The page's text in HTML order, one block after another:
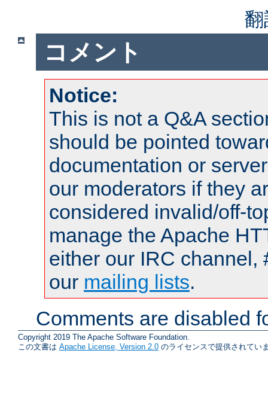
コメント
Notice:
This is not a Q&A
should be pointed
documentation or
our moderators if they
considered invalid/off-
manage the Apache
either our IRC channel,
our mailing lists.
Comments are disabled
Copyright 2019 The Apache Software Foundation.
この文書は Apache License, Version 2.0 のライセンスで提供されてい